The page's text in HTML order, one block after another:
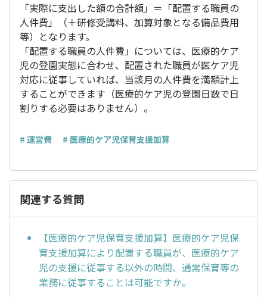
「実際に支出した額の合計額」＝「配置する職員の
人件費」（＋研修受講料、加算対象となる備品費用
等）となります。
「配置する職員の人件費」については、医療的ケア
児の登園実態に合わせ、配置された職員が医ケア児
対応に従事していれば、当該月の人件費を満額計上
することができます（医療的ケア児の登園日数で日
割りする必要はありません）。
# 運営費 # 医療的ケア児保育支援加算
関連する質問
【医療的ケア児保育支援加算】医療的ケア児保
育支援加算により配置する職員が、医療的ケア
児の支援に従事する以外の時間、通常保育等の
業務に従事することは可能ですか。